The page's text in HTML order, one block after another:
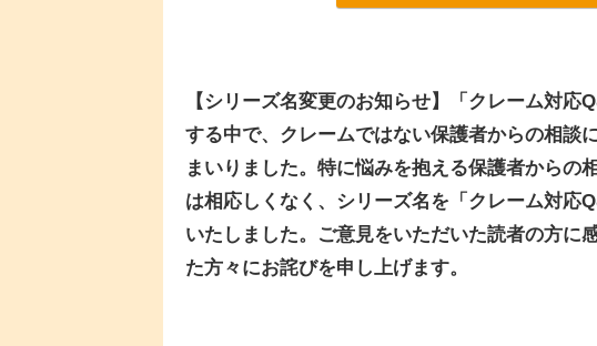
【シリーズ名変更のお知らせ】「クレーム対
する中で、クレームではない保護者からの相談
まいりました。特に悩みを抱える保護者からの
は相応しくなく、シリーズ名を「クレーム対応
いたしました。ご意見をいただいた読者の方に
た方々にお詫びを申し上げます。